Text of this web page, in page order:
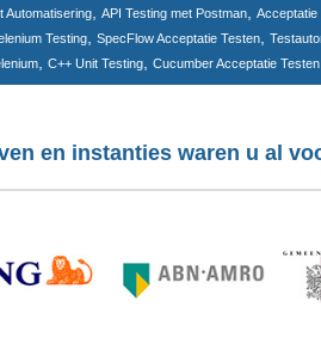
Automatisering ,API Testing met Postman ,Acceptatie
Testing ,SpecFlow Acceptatie Testen ,
,C++ Unit Testing ,Cucumber Acceptatie Testen
en instanties waren u al